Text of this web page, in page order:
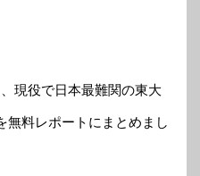
現役で日本最難関の東大
無料レポートにまとめまし